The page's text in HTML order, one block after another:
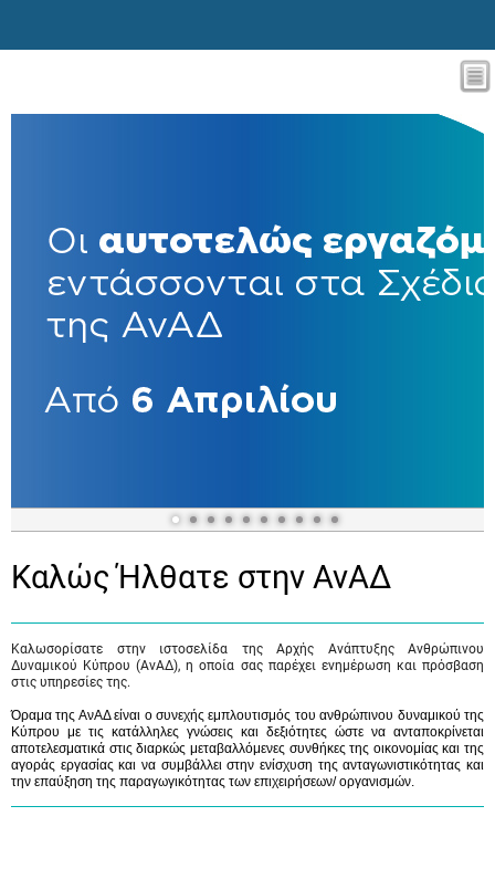
Καλώς Ήλθατε στην ΑνΑΔ
Καλωσορίσατε στην ιστοσελίδα της Αρχής Ανάπτυξης Ανθρώπινου
Δυναμικού Κύπρου (ΑνΑΔ), η οποία σας παρέχει ενημέρωση και πρόσβαση
στις υπηρεσίες της.
Όραμα της ΑνΑΔ είναι ο συνεχής εμπλουτισμός του ανθρώπινου δυναμικού της
Κύπρου με τις κατάλληλες γνώσεις και δεξιότητες ώστε να ανταποκρίνεται
αποτελεσματικά στις διαρκώς μεταβαλλόμενες συνθήκες της οικονομίας και της
αγοράς εργασίας και να συμβάλλει στην ενίσχυση της ανταγωνιστικότητας και
την επαύξηση της παραγωγικότητας των επιχειρήσεων/ οργανισμών.